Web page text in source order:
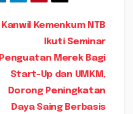
Kanwil Kemenkum NTB
Ikuti Seminar
Penguatan Merek Bagi
Start-Up dan UMKM,
Dorong Peningkatan
Daya Saing Berbasis